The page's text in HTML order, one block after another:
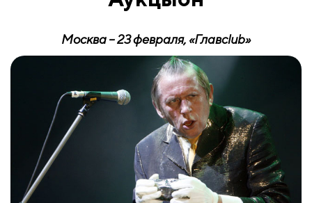
Москва – 23 февраля, «Главclub»